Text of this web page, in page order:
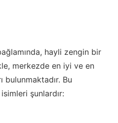
hayli zengin bir
merkezde en iyi ve en
bulunmaktadır. Bu
şunlardır: